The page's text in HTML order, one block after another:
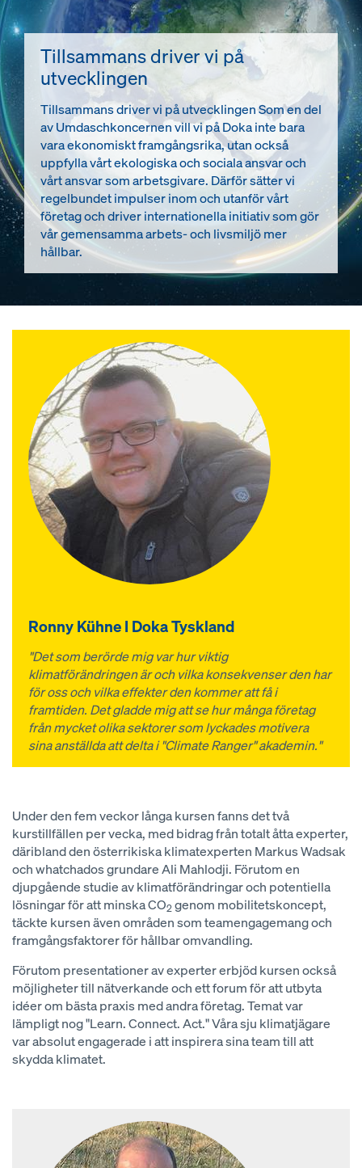
Tillsammans driver vi på
utvecklingen
Tillsammans driver vi på utvecklingen Som en del
av Umdaschkoncernen vill vi på Doka inte bara
vara ekonomiskt framgångsrika, utan också
uppfylla vårt ekologiska och sociala ansvar och
vårt ansvar som arbetsgivare. Därför sätter vi
regelbundet impulser inom och utanför vårt
företag och driver internationella initiativ som gör
vår gemensamma arbets- och livsmiljö mer
hållbar.
Ronny Kühne I Doka Tyskland
"Det som berörde mig var hur viktig
klimatförändringen är och vilka konsekvenser den har
för oss och vilka effekter den kommer att få i
framtiden. Det gladde mig att se hur många företag
från mycket olika sektorer som lyckades motivera
sina anställda att delta i "Climate Ranger" akademin."
Under den fem veckor långa kursen fanns det två
kurstillfällen per vecka, med bidrag från totalt åtta experter,
däribland den österrikiska klimatexperten Markus Wadsak
och whatchados grundare Ali Mahlodji. Förutom en
djupgående studie av klimatförändringar och potentiella
lösningar för att minska CO2 genom mobilitetskoncept,
täckte kursen även områden som teamengagemang och
framgångsfaktorer för hållbar omvandling.
Förutom presentationer av experter erbjöd kursen också
möjligheter till nätverkande och ett forum för att utbyta
idéer om bästa praxis med andra företag. Temat var
lämpligt nog "Learn. Connect. Act." Våra sju klimatjägare
var absolut engagerade i att inspirera sina team till att
skydda klimatet.